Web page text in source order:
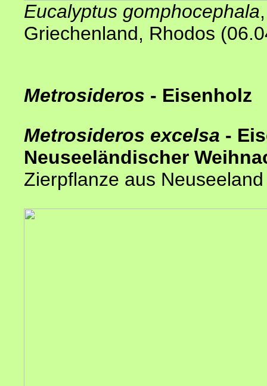
Eucalyptus gomphocephala
Griechenland, Rhodos
Metrosideros - Eisenholz
Metrosideros excelsa -
Neuseeländischer
Zierpflanze aus Neuseeland